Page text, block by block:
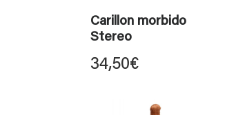
Carillon morbido
Stereo
34,50€